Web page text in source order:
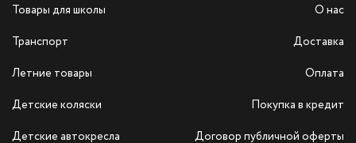
Товары для школы
Транспорт
Летние товары
Детские коляски
Детские автокресла
О нас
Доставка
Оплата
Покупка в кредит
Договор публичной оферты